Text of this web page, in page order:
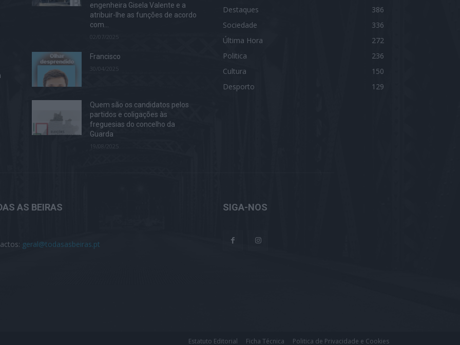
engenheira Gisela Valente e a
atribuir-lhe as funções de acordo
com...
02/07/2025
Francisco
30/04/2025
Quem são os candidatos pelos
partidos e coligações às
freguesias do concelho da
Guarda
19/08/2025
Destaques
386
Sociedade
336
Última Hora
272
Politica
236
Cultura
150
Desporto
129
AS BEIRAS
geral@todasasbeiras.pt
SIGA-NOS
Estatuto Editorial Ficha Técnica Politica de Privacidade e Cookies